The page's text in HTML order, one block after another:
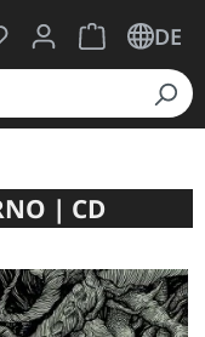
hast 0 Produkte
Warenkorb
DE
| CD